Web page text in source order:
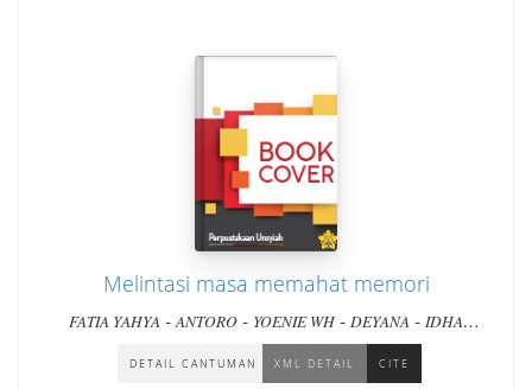
Melintasi masa memahat memori
FATIA YAHYA - ANTORO - YOENIE WH - DEYANA - IDHA
DAN LIMA BELAS PENULIS LAINNYA
DETAIL CANTUMAN XML DETAIL CITE